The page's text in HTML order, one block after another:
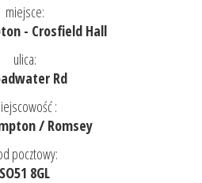
miejsce:
- Crosfield Hall
ulica:
Rd
:
/ Romsey
pocztowy:
SO51 8GL